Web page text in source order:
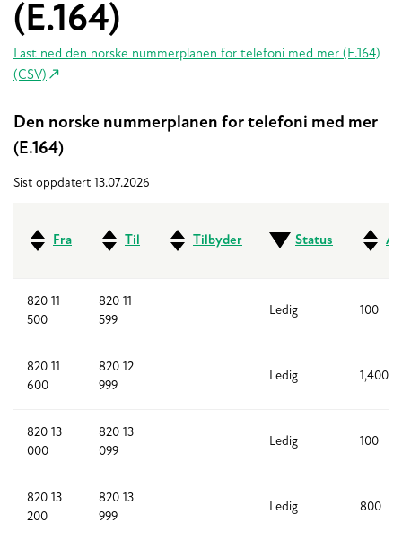
(E.164)
Last ned den norske nummerplanen for telefoni med mer (E.164)
(CSV)
Den norske nummerplanen for telefoni med mer
(E.164)
Sist oppdatert 13.07.2026
Fra Til Tilbyder Status
820 11
500
820 11
599
Ledig 100
820 11
600
820 12
999
Ledig 1,400
820 13
000
820 13
099
Ledig 100
820 13
200
820 13
999
Ledig 800